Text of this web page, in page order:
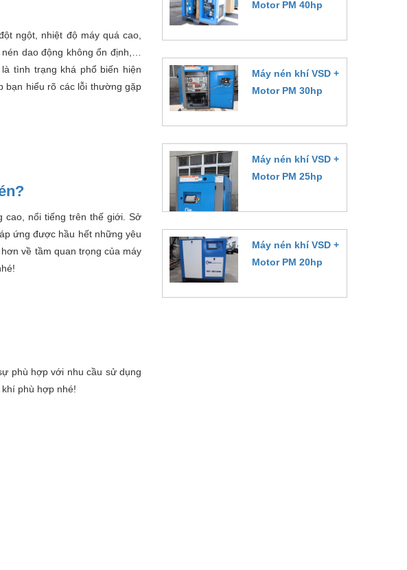
ngột, nhiệt độ máy quá cao,
dao động không ổn định,…
tình trạng khá phổ biến hiện
bạn hiểu rõ các lỗi thường gặp
cao, nổi tiếng trên thế giới. Sở
ứng được hầu hết những yêu
về tầm quan trọng của máy
phù hợp với nhu cầu sử dụng
phù hợp nhé!
Motor PM 40hp
Máy nén khí VSD +
Motor PM 30hp
Máy nén khí VSD +
Motor PM 25hp
Máy nén khí VSD +
Motor PM 20hp